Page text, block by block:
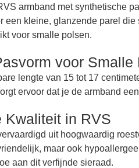
armband met synthetische
een kleine, glanzende parel
voor smalle polsen.
voor Smalle
lengte van 15 tot 17
ervoor dat je de armband
Kwaliteit in RVS
uit hoogwaardig
maar ook
aan dit verfijnde sieraad.